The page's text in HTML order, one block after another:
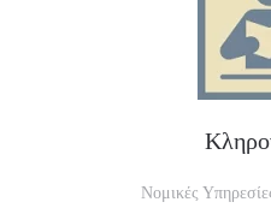
Νομικές